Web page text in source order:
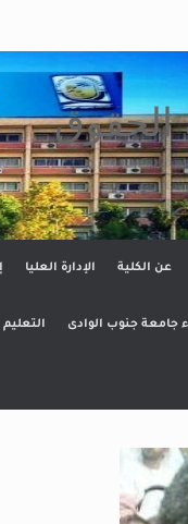
الحقوق
عن الكلية الإدارة العليا
جامعة جنوب الوادى